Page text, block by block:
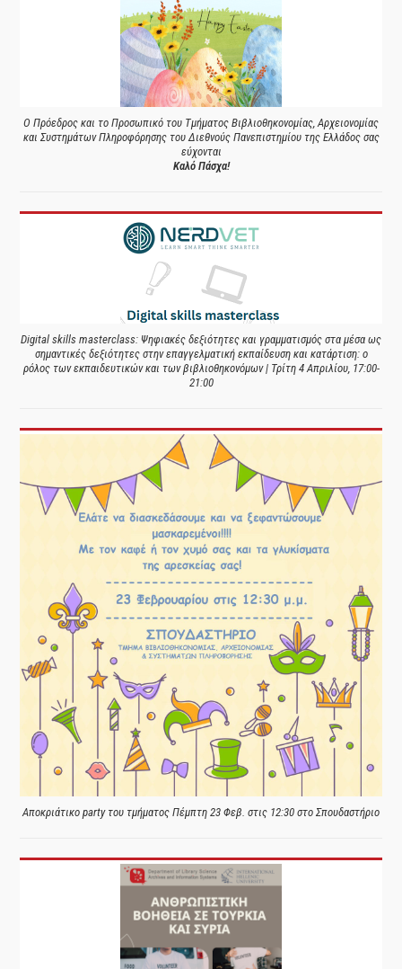
Ο Πρόεδρος και το Προσωπικό του Τμήματος Βιβλιοθηκονομίας, Αρχειονομίας
και Συστημάτων Πληροφόρησης του Διεθνούς Πανεπιστημίου της Ελλάδος σας
εύχονται
Καλό Πάσχα!
Digital skills masterclass: Ψηφιακές δεξιότητες και γραμματισμός στα μέσα ως
σημαντικές δεξιότητες στην επαγγελματική εκπαίδευση και κατάρτιση: ο
ρόλος των εκπαιδευτικών και των βιβλιοθηκονόμων | Τρίτη 4 Απριλίου, 17:00-
21:00
Αποκριάτικο party του τμήματος Πέμπτη 23 Φεβ. στις 12:30 στο Σπουδαστήριο